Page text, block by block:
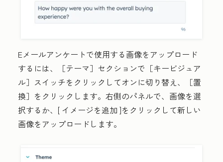
Eメールアンケートで使用する画像をアップロード
するには、［テーマ］ セクションで［キービジュア
ル］ スイッチをクリックしてオンに切り替え、［置
換］ をクリックします。右側のパネルで、画像を選
択するか、[ イメージを追加 ]をクリックして新しい
画像をアップロードします。